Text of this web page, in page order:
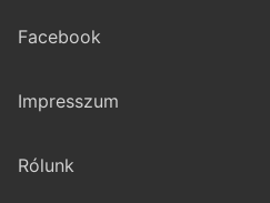
Facebook
Impresszum
Rólunk